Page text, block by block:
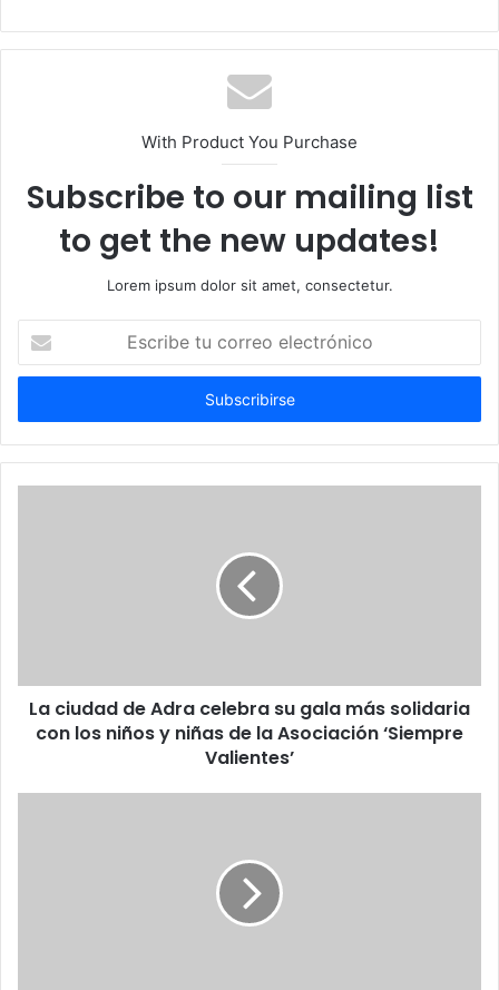
With Product You Purchase
Subscribe to our mailing list
to get the new updates!
Lorem ipsum dolor sit amet, consectetur.
correo
La ciudad de Adra celebra su gala más solidaria
con los niños y niñas de la Asociación ‘Siempre
Valientes’